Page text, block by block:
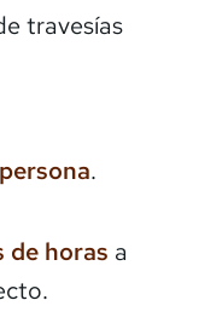
travesías
.
de horas a